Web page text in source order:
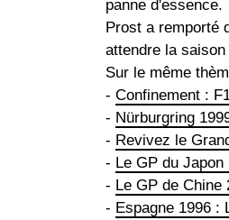
panne d'essence.
Prost a remporté
attendre la
Sur le même
- Confinement :
- Nürburgring
- Revivez le
- Le GP du
- Le GP de Chine
- Espagne 1996 :